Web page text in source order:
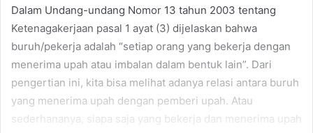
Dalam Undang-undang Nomor 13 tahun 2003 tentang
Ketenagakerjaan pasal 1 ayat (3) dijelaskan bahwa
buruh/pekerja adalah “setiap orang yang bekerja dengan
menerima upah atau imbalan dalam bentuk lain”. Dari
pengertian ini, kita bisa melihat adanya relasi antara buruh
yang menerima upah dengan pemberi upah. Atau
sederhananya, siapa saja yang bekerja dan menerima upah